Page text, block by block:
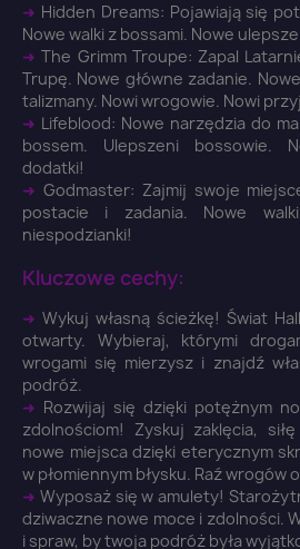
➜ Hidden Dreams: Pojawiają się
Nowe walki z bossami. Nowe
➜ The Grimm Troupe: Zapal
Trupę. Nowe główne zadanie.
talizmany. Nowi wrogowie. Nowi
➜ Lifeblood: Nowe narzędzia do
bossem. Ulepszeni bossowie.
dodatki!
➜ Godmaster: Zajmij swoje
postacie i zadania. Nowe
niespodzianki!
Kluczowe cechy:
➜ Wykuj własną ścieżkę! Świat
otwarty. Wybieraj, którymi
wrogami się mierzysz i znajdź
podróż.
➜ Rozwijaj się dzięki potężnym
zdolnościom! Zyskuj zaklęcia,
nowe miejsca dzięki eterycznym
w płomiennym błysku. Raź wrogów
➜ Wyposaż się w amulety!
dziwaczne nowe moce i zdolności.
i spraw, by twoja podróż była
Zaloguj się